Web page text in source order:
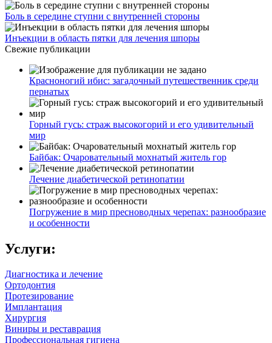
Боль в середине ступни с внутренней стороны
Инъекции в область пятки для лечения шпоры
Свежие публикации
Красноногий ибис: загадочный путешественник среди
пернатых
Горный гусь: страж высокогорий и его удивительный
мир
Байбак: Очаровательный мохнатый житель гор
Лечение диабетической ретинопатии
Погружение в мир пресноводных черепах: разнообразие
и особенности
Услуги:
Диагностика и лечение
Ортодонтия
Протезирование
Имплантация
Хирургия
Виниры и реставрация
Профессиональная гигиена